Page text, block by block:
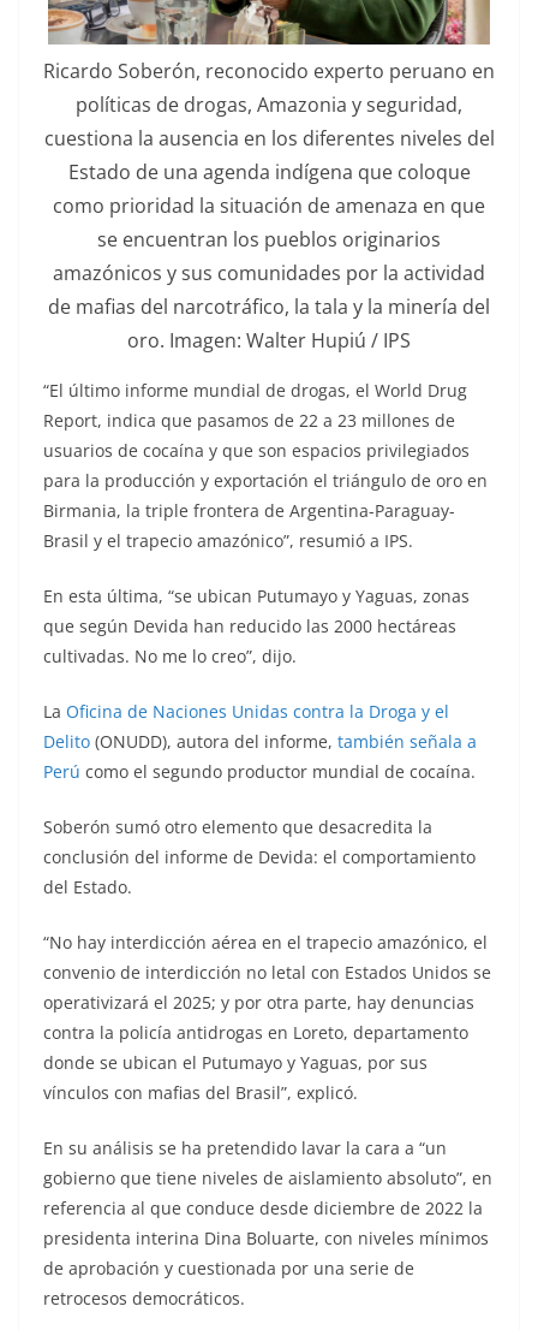
Ricardo Soberón, reconocido experto peruano en
políticas de drogas, Amazonia y seguridad,
cuestiona la ausencia en los diferentes niveles del
Estado de una agenda indígena que coloque
como prioridad la situación de amenaza en que
se encuentran los pueblos originarios
amazónicos y sus comunidades por la actividad
de mafias del narcotráfico, la tala y la minería del
oro. Imagen: Walter Hupiú / IPS
“El último informe mundial de drogas, el World Drug
Report, indica que pasamos de 22 a 23 millones de
usuarios de cocaína y que son espacios privilegiados
para la producción y exportación el triángulo de oro en
Birmania, la triple frontera de Argentina-Paraguay-
Brasil y el trapecio amazónico”, resumió a IPS.
En esta última, “se ubican Putumayo y Yaguas, zonas
que según Devida han reducido las 2000 hectáreas
cultivadas. No me lo creo”, dijo.
La Oficina de Naciones Unidas contra la Droga y el
Delito (ONUDD), autora del informe, también señala a
Perú como el segundo productor mundial de cocaína.
Soberón sumó otro elemento que desacredita la
conclusión del informe de Devida: el comportamiento
del Estado.
“No hay interdicción aérea en el trapecio amazónico, el
convenio de interdicción no letal con Estados Unidos se
operativizará el 2025; y por otra parte, hay denuncias
contra la policía antidrogas en Loreto, departamento
donde se ubican el Putumayo y Yaguas, por sus
vínculos con mafias del Brasil”, explicó.
En su análisis se ha pretendido lavar la cara a “un
gobierno que tiene niveles de aislamiento absoluto”, en
referencia al que conduce desde diciembre de 2022 la
presidenta interina Dina Boluarte, con niveles mínimos
de aprobación y cuestionada por una serie de
retrocesos democráticos.